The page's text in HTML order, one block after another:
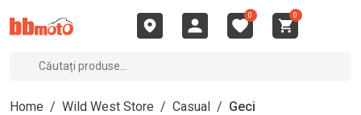
0 0
Home / Wild West Store / Casual / Geci